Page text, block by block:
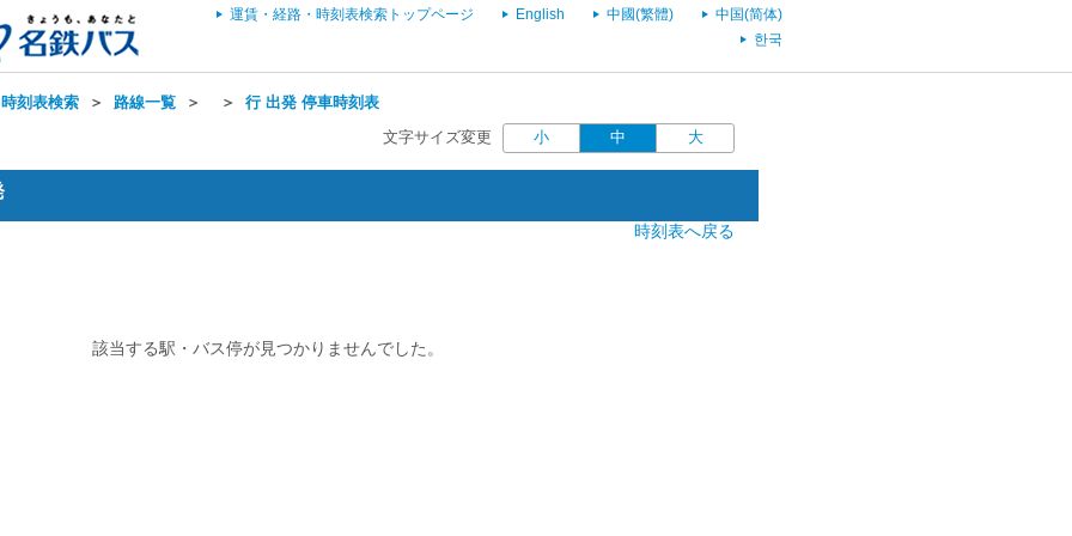
運賃・経路・時刻表検索トップページ English 中國(繁體)
中国(简体)
한국
刻表検索 ＞ 路線一覧 ＞ ＞ 行 出発 停車時刻表
文字サイズ変更 小 中 大
時刻表へ戻る
該当する駅・バス停が見つかりませんでした。